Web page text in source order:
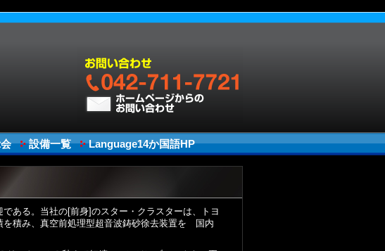
設備一覧 Language14か国語HP
ある。当社の[前身]のスター・クラスターは、トヨ
積み、真空前処理型超音波鋳砂徐去装置を 国内